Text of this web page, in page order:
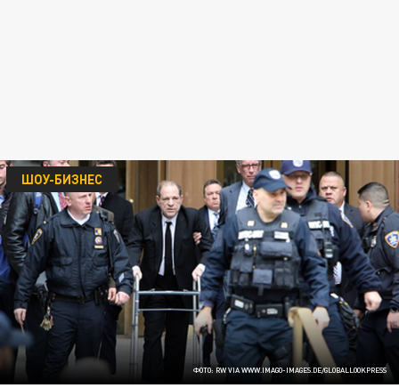
ФОТО: RW VIA WWW.IMAGO-IMAGES.DE/GLOBALLOOKPRESS
ШОУ-БИЗНЕС